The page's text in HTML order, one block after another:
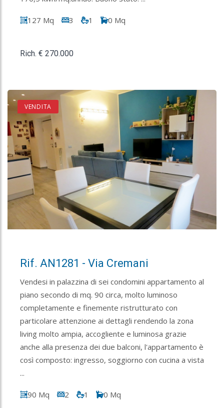
127 Mq 3 1 0 Mq
Rich. € 270.000
VENDITA
Rif. AN1281 - Via Cremani
Vendesi in palazzina di sei condomini appartamento al
piano secondo di mq. 90 circa, molto luminoso
completamente e finemente ristrutturato con
particolare attenzione ai dettagli rendendo la zona
living molto ampia, accogliente e luminosa grazie
anche alla presenza dei due balconi, l'appartamento è
così composto: ingresso, soggiorno con cucina a vista
...
90 Mq 2 1 0 Mq